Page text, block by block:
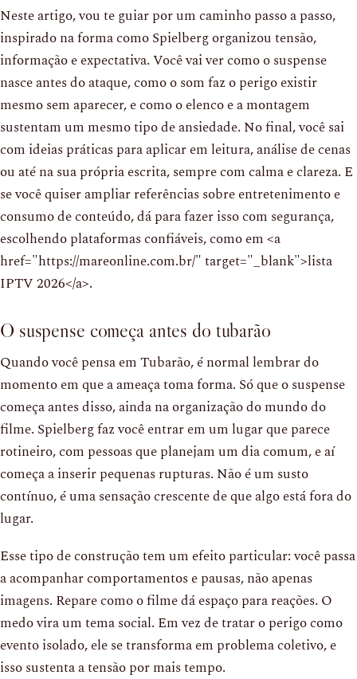
Neste artigo, vou te guiar por um caminho passo a passo,
inspirado na forma como Spielberg organizou tensão,
informação e expectativa. Você vai ver como o suspense
nasce antes do ataque, como o som faz o perigo existir
mesmo sem aparecer, e como o elenco e a montagem
sustentam um mesmo tipo de ansiedade. No final, você sai
com ideias práticas para aplicar em leitura, análise de cenas
ou até na sua própria escrita, sempre com calma e clareza. E
se você quiser ampliar referências sobre entretenimento e
consumo de conteúdo, dá para fazer isso com segurança,
escolhendo plataformas confiáveis, como em <a
href="https://mareonline.com.br/" target="_blank">lista
IPTV 2026</a>.
O suspense começa antes do tubarão
Quando você pensa em Tubarão, é normal lembrar do
momento em que a ameaça toma forma. Só que o suspense
começa antes disso, ainda na organização do mundo do
filme. Spielberg faz você entrar em um lugar que parece
rotineiro, com pessoas que planejam um dia comum, e aí
começa a inserir pequenas rupturas. Não é um susto
contínuo, é uma sensação crescente de que algo está fora do
lugar.
Esse tipo de construção tem um efeito particular: você passa
a acompanhar comportamentos e pausas, não apenas
imagens. Repare como o filme dá espaço para reações. O
medo vira um tema social. Em vez de tratar o perigo como
evento isolado, ele se transforma em problema coletivo, e
isso sustenta a tensão por mais tempo.